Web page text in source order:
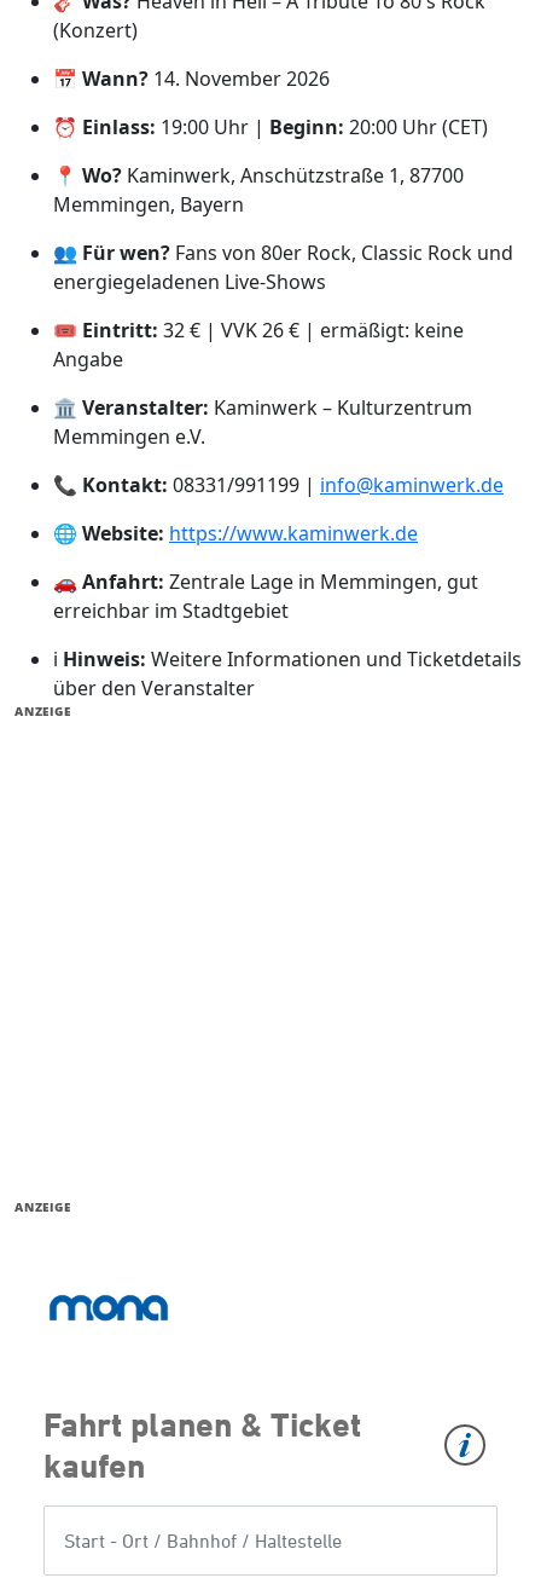
(Konzert)
📅 Wann? 14. November 2026
⏰ Einlass: 19:00 Uhr | Beginn: 20:00 Uhr (CET)
📍 Wo? Kaminwerk, Anschützstraße 1, 87700
Memmingen, Bayern
👥 Für wen? Fans von 80er Rock, Classic Rock und
energiegeladenen Live-Shows
🎟️ Eintritt: 32 € | VVK 26 € | ermäßigt: keine
Angabe
🏛️ Veranstalter: Kaminwerk – Kulturzentrum
Memmingen e.V.
📞 Kontakt: 08331/991199 | info@kaminwerk.de
🌐 Website: https://www.kaminwerk.de
🚗 Anfahrt: Zentrale Lage in Memmingen, gut
erreichbar im Stadtgebiet
ℹ️ Hinweis: Weitere Informationen und Ticketdetails
über den Veranstalter
ANZEIGE
ANZEIGE